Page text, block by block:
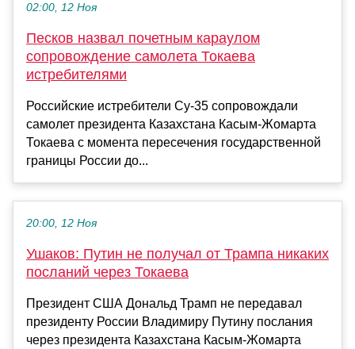
02:00, 12 Ноя
Песков назвал почетным караулом
сопровождение самолета Токаева
истребителями
Российские истребители Су-35 сопровождали
самолет президента Казахстана Касым-Жомарта
Токаева с момента пересечения государственной
границы России до...
20:00, 12 Ноя
Ушаков: Путин не получал от Трампа никаких
посланий через Токаева
Президент США Дональд Трамп не передавал
президенту России Владимиру Путину послания
через президента Казахстана Касым-Жомарта